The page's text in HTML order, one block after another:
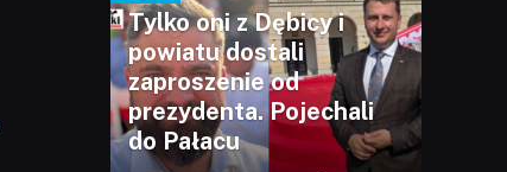
Tylko oni z Dębicy i
powiatu dostali
zaproszenie od
prezydenta. Pojechali
do Pałacu